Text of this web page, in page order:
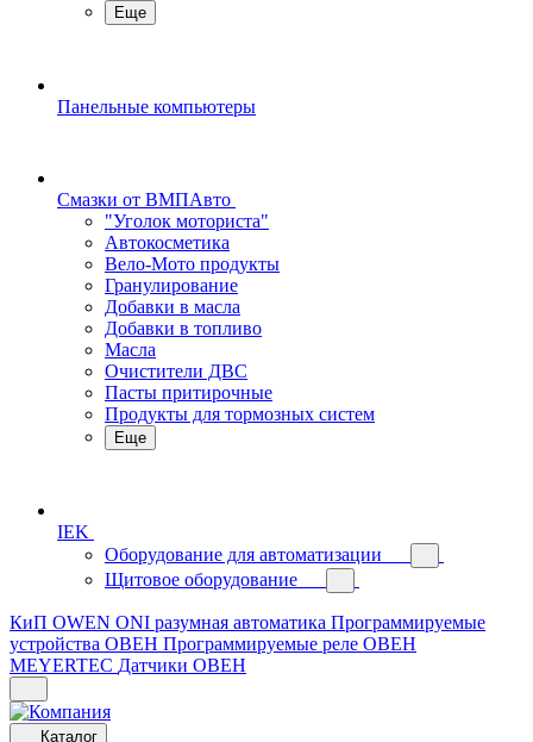
Еще
Панельные компьютеры
Смазки от ВМПАвто
"Уголок моториста"
Автокосметика
Вело-Мото продукты
Гранулирование
Добавки в масла
Добавки в топливо
Масла
Очистители ДВС
Пасты притирочные
Продукты для тормозных систем
Еще
IEK
Оборудование для автоматизации
Щитовое оборудование
КиП OWEN ONI разумная автоматика Программируемые
устройства ОВЕН Программируемые реле ОВЕН
MEYERTEC Датчики ОВЕН
Каталог